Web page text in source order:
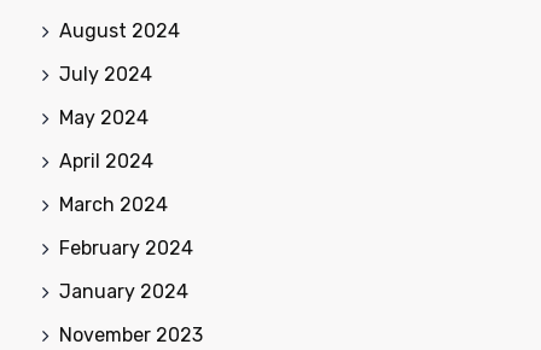
August 2024
July 2024
May 2024
April 2024
March 2024
February 2024
January 2024
November 2023